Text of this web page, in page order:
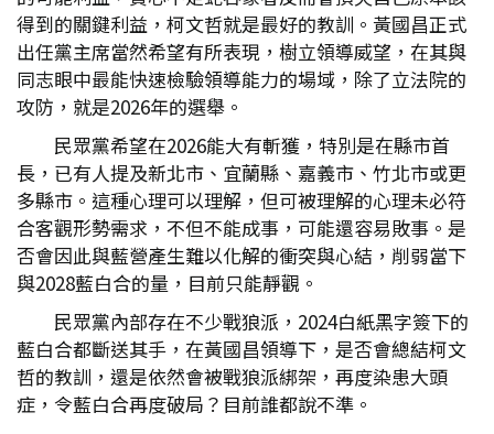
得到的關鍵利益，柯文哲就是最好的教訓。黃國昌正式
出任黨主席當然希望有所表現，樹立領導威望，在其與
同志眼中最能快速檢驗領導能力的場域，除了立法院的
攻防，就是2026年的選舉。
民眾黨希望在2026能大有斬獲，特別是在縣市首
長，已有人提及新北市、宜蘭縣、嘉義市、竹北市或更
多縣市。這種心理可以理解，但可被理解的心理未必符
合客觀形勢需求，不但不能成事，可能還容易敗事。是
否會因此與藍營產生難以化解的衝突與心結，削弱當下
與2028藍白合的量，目前只能靜觀。
民眾黨內部存在不少戰狼派，2024白紙黑字簽下的
藍白合都斷送其手，在黃國昌領導下，是否會總結柯文
哲的教訓，還是依然會被戰狼派綁架，再度染患大頭
症，令藍白合再度破局？目前誰都說不準。